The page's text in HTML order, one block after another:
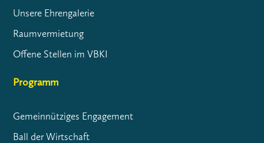
Unsere Ehrengalerie
Raumvermietung
Offene Stellen im VBKI
Programm
Gemeinnütziges Engagement
Ball der Wirtschaft